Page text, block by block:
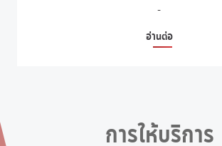
-
อ่านต่อ
การให้บริการ